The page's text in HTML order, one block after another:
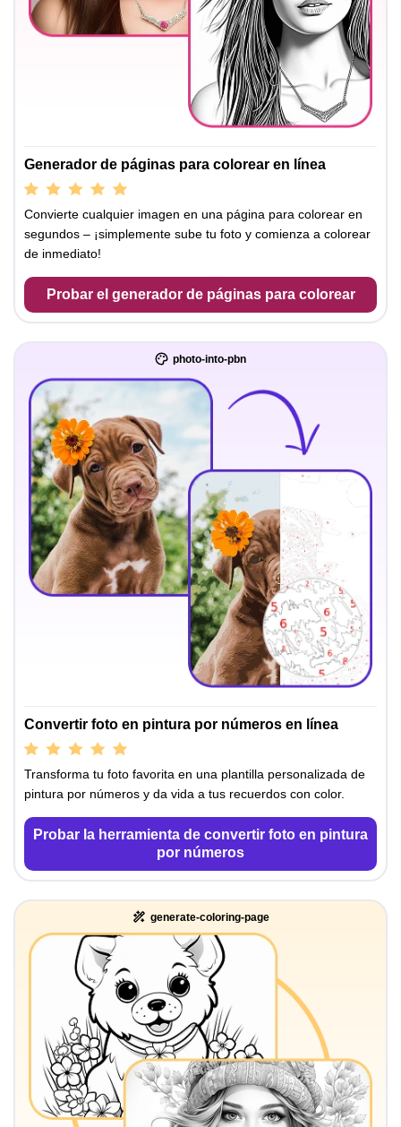
Generador de páginas para colorear en línea
Convierte cualquier imagen en una página para colorear en
segundos – ¡simplemente sube tu foto y comienza a colorear
de inmediato!
Probar el generador de páginas para colorear
photo-into-pbn
Convertir foto en pintura por números en línea
Transforma tu foto favorita en una plantilla personalizada de
pintura por números y da vida a tus recuerdos con color.
Probar la herramienta de convertir foto en pintura
por números
generate-coloring-page